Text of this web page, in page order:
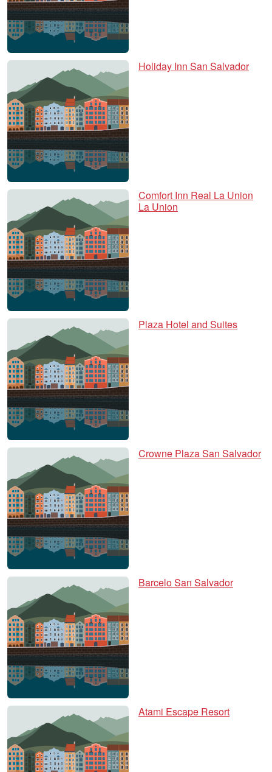
Holiday Inn San Salvador
Comfort Inn Real La Union
La Union
Plaza Hotel and Suites
Crowne Plaza San Salvador
Barcelo San Salvador
Atami Escape Resort